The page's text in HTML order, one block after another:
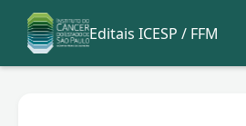
Editais ICESP / FFM